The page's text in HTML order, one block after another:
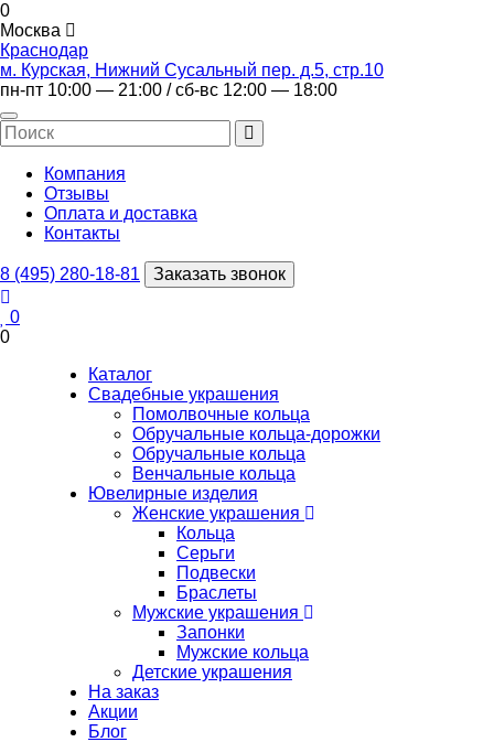
0
Москва
Краснодар
м. Курская, Нижний Сусальный пер. д.5, стр.10
пн-пт 10:00 — 21:00 / сб-вс 12:00 — 18:00
Компания
Отзывы
Оплата и доставка
Контакты
8 (495) 280-18-81 Заказать звонок
0
0
Каталог
Свадебные украшения
Помолвочные кольца
Обручальные кольца-дорожки
Обручальные кольца
Венчальные кольца
Ювелирные изделия
Женские украшения
Кольца
Серьги
Подвески
Браслеты
Мужские украшения
Запонки
Мужские кольца
Детские украшения
На заказ
Акции
Блог